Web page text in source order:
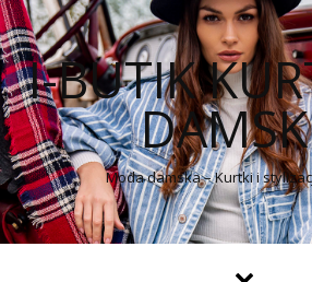
I-BUTIK
Moda damska – Kurtki i